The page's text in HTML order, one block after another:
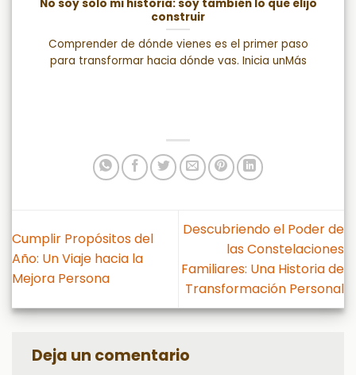
No soy solo mi historia: soy también lo que elijo
construir
Comprender de dónde vienes es el primer paso
para transformar hacia dónde vas. Inicia unMás
Cumplir Propósitos del
Año: Un Viaje hacia la
Mejora Persona
Descubriendo el Poder de
las Constelaciones
Familiares: Una Historia de
Transformación Personal
Deja un comentario